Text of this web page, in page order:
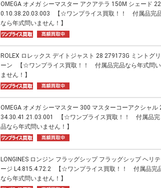
OMEGA オメガ シーマスター アクアテラ 150M シェード 22
0.10.38.20.03.003 【☆ワンプライス買取！！ 付属品完
なら年式問いません！】
ROLEX ロレックス デイトジャスト 28 279173G ミントグリ
ーン 【☆ワンプライス買取！！ 付属品完品なら年式問い
ません！】
OMEGA オメガ シーマスター 300 マスターコーアクシャル
34.30.41.21.03.001 【☆ワンプライス買取！！ 付属品完
品なら年式問いません！】
LONGINES ロンジン フラッグシップ フラッグシップ ヘリテ
ージ L4.815.4.72.2 【☆ワンプライス買取！！ 付属品完
なら年式問いません！】